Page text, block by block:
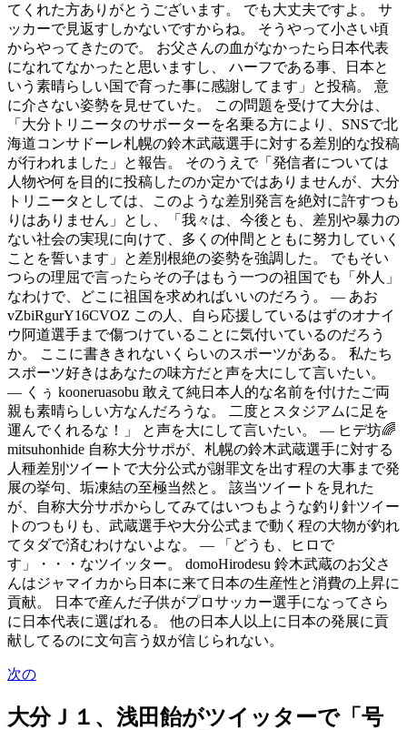
てくれた方ありがとうございます。 でも大丈夫ですよ。 サ
ッカーで見返すしかないですからね。 そうやって小さい頃
からやってきたので。 お父さんの血がなかったら日本代表
になれてなかったと思いますし、 ハーフである事、日本と
いう素晴らしい国で育った事に感謝してます」と投稿。 意
に介さない姿勢を見せていた。 この問題を受けて大分は、
「大分トリニータのサポーターを名乗る方により、SNSで北
海道コンサドーレ札幌の鈴木武蔵選手に対する差別的な投稿
が行われました」と報告。 そのうえで「発信者については
人物や何を目的に投稿したのか定かではありませんが、大分
トリニータとしては、このような差別発言を絶対に許すつも
りはありません」とし、「我々は、今後とも、差別や暴力の
ない社会の実現に向けて、多くの仲間とともに努力していく
ことを誓います」と差別根絶の姿勢を強調した。 でもそい
つらの理屈で言ったらその子はもう一つの祖国でも「外人」
なわけで、どこに祖国を求めればいいのだろう。 — あお
vZbiRgurY16CVOZ この人、自ら応援しているはずのオナイ
ウ阿道選手まで傷つけていることに気付いているのだろう
か。 ここに書ききれないくらいのスポーツがある。 私たち
スポーツ好きはあなたの味方だと声を大にして言いたい。
— くぅ kooneruasobu 敢えて純日本人的な名前を付けたご両
親も素晴らしい方なんだろうな。 二度とスタジアムに足を
運んでくれるな！」 と声を大にして言いたい。 — ヒデ坊🌈
mitsuhonhide 自称大分サポが、札幌の鈴木武蔵選手に対する
人種差別ツイートで大分公式が謝罪文を出す程の大事まで発
展の挙句、垢凍結の至極当然と。 該当ツイートを見れた
が、自称大分サポからしてみてはいつもような釣り針ツイー
トのつもりも、武蔵選手や大分公式まで動く程の大物が釣れ
てタダで済むわけないよな。 — 「どうも、ヒロで
す」・・・なツイッター。 domoHirodesu 鈴木武蔵のお父さ
んはジャマイカから日本に来て日本の生産性と消費の上昇に
貢献。 日本で産んだ子供がプロサッカー選手になってさら
に日本代表に選ばれる。 他の日本人以上に日本の発展に貢
献してるのに文句言う奴が信じられない。
次の
大分Ｊ１、浅田飴がツイッターで「号